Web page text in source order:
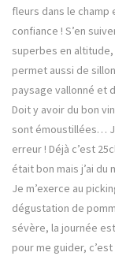
fleurs dans le
confiance ! S’en
superbes en
permet aussi de
paysage vallonné et
Doit y avoir du bon
sont émoustillées…
erreur ! Déjà c’est
était bon mais j’ai du
Je m’exerce au
dégustation de
sévère, la journée
pour me guider, c’est